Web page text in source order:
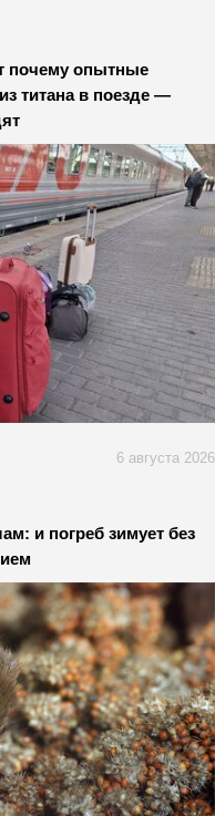
почему опытные
титана в поезде —
6 августа 2026
и погреб зимует без